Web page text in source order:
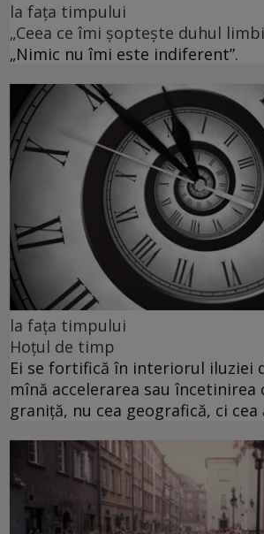
la fața timpului
„Ceea ce îmi șoptește duhul
„Nimic nu îmi este indiferent”.
la fața timpului
Hoțul de timp
Ei se fortifică în interiorul iluziei
mînă accelerarea sau
graniță, nu cea geografică, ci cea